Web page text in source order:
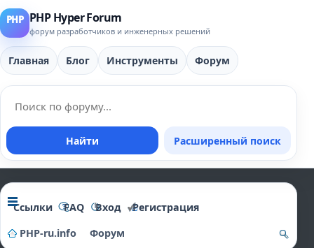
PHP Hyper Forum
форум разработчиков и инженерных решений
Главная Блог Инструменты Форум
Найти Расширенный поиск
Ссылки FAQ Вход
Регистрация
PHP-ru.info
Форум